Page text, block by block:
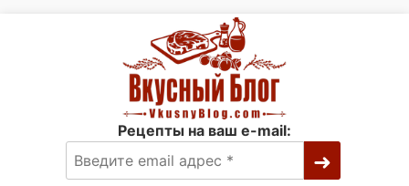
Рецепты на ваш e-mail: